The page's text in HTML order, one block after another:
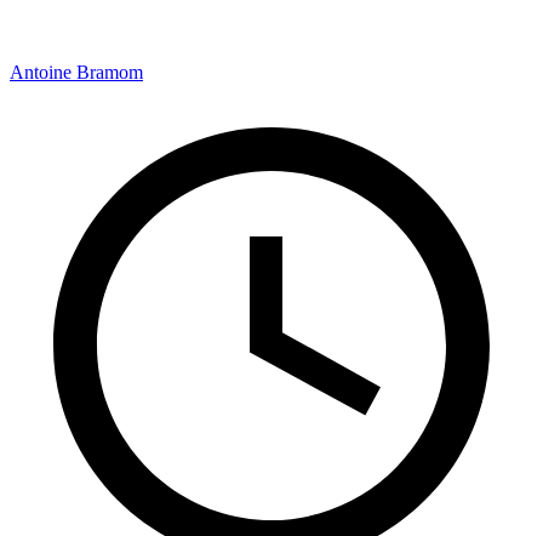
Antoine Bramom